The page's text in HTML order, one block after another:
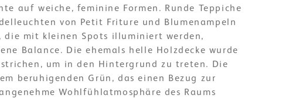
auf weiche, feminine Formen. Runde Teppiche
von Petit Friture und Blumenampeln
die mit kleinen Spots illuminiert werden,
Balance. Die ehemals helle Holzdecke wurde
um in den Hintergrund zu treten. Die
beruhigenden Grün, das einen Bezug zur
Wohlfühlatmosphäre des Raums